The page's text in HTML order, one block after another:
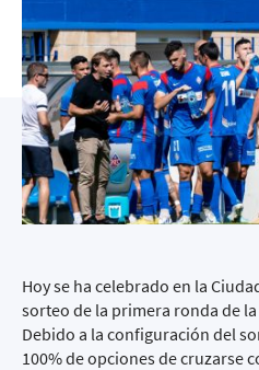
Hoy se ha celebrado en la
sorteo de la primera ronda de la
Debido a la configuración del
100% de opciones de cruzarse